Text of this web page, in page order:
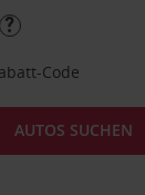
Code
AUTOS SUCHEN